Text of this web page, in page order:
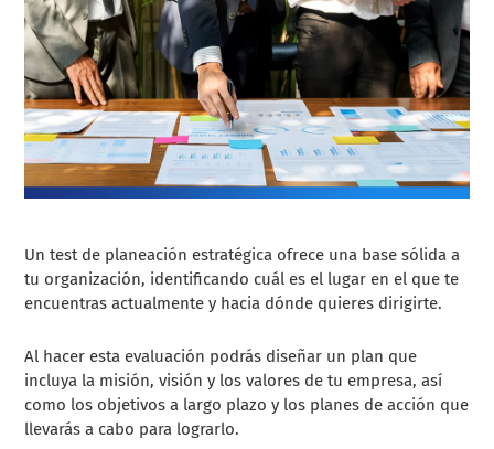
Un test de planeación estratégica ofrece una base sólida a
tu organización, identificando cuál es el lugar en el que te
encuentras actualmente y hacia dónde quieres dirigirte.
Al hacer esta evaluación podrás diseñar un plan que
incluya la misión, visión y los valores de tu empresa, así
como los objetivos a largo plazo y los planes de acción que
llevarás a cabo para lograrlo.